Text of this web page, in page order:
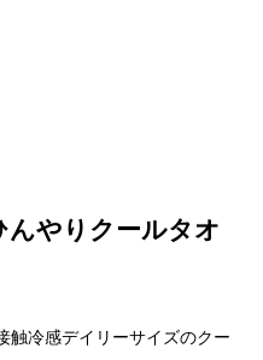
やりクールタオ
触冷感デイリーサイズのクー